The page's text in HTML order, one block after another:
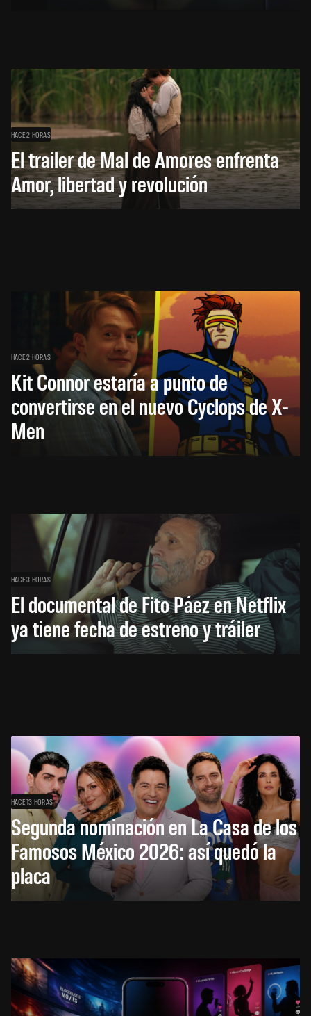
HACE 2 HORAS
El trailer de Mal de Amores enfrenta
Amor, libertad y revolución
HACE 2 HORAS
Kit Connor estaría a punto de
convertirse en el nuevo Cyclops de X-
Men
HACE 3 HORAS
El documental de Fito Páez en Netflix
ya tiene fecha de estreno y tráiler
HACE 13 HORAS
Segunda nominación en La Casa de los
Famosos México 2026: así quedó la
placa